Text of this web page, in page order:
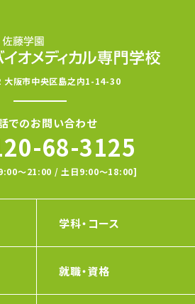
大阪市中央区島之内1-14-30
でのお問い合わせ
68-3125
9:00〜21:00 / 土日9:00〜18:00]
学科・コース
就職・資格